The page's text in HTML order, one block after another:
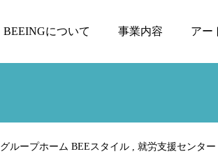
BEEINGについて 事業内容 アー
グループホーム BEEスタイル 就労支援センター